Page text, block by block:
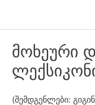
მოხეური
(შემდგენლები: